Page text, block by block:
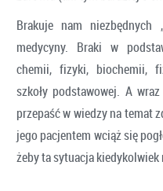
Brakuje nam niezbędnych
medycyny. Braki w
chemii, fizyki, biochemii,
szkoły podstawowej. A
przepaść w wiedzy na temat
jego pacjentem wciąż się
żeby ta sytuacja kiedykolwiek